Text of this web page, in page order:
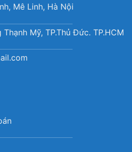
Mê Linh, Hà Nội
Mỹ, TP.Thủ Đức. TP.HCM